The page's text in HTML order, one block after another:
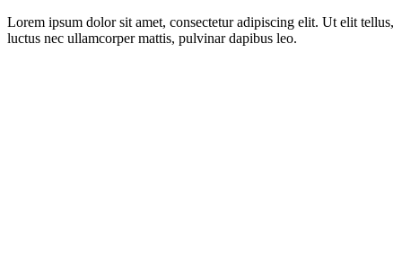
Lorem ipsum dolor sit amet, consectetur adipiscing elit. Ut elit tellus,
luctus nec ullamcorper mattis, pulvinar dapibus leo.